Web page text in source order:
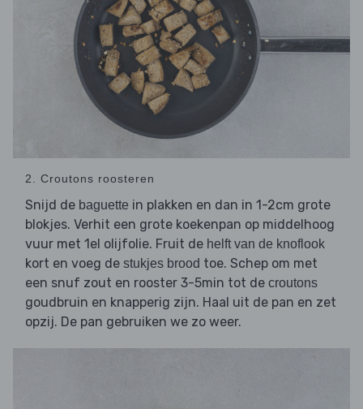
2. Croutons roosteren
Snijd de baguette in plakken en dan in 1-2cm grote
blokjes. Verhit een grote koekenpan op middelhoog
vuur met 1el olijfolie. Fruit de helft van de knoflook
kort en voeg de stukjes brood toe. Schep om met
een snuf zout en rooster 3-5min tot de croutons
goudbruin en knapperig zijn. Haal uit de pan en zet
opzij. De pan gebruiken we zo weer.